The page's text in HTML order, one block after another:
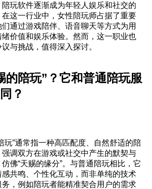
陪玩软件逐渐成为年轻人娱乐和社交的
在这一行业中，女性陪玩师占据了重要
通过游戏陪伴、语音聊天等方式为用
绪价值和娱乐体验。然而，这一职业也
与挑战，值得深入探讨。
的陪玩”？它和普通陪玩服
？
玩”通常指一种高匹配度、自然舒适的陪
强调双方在游戏或社交中产生的默契与
佛“天赐的缘分”。与普通陪玩相比，它
感共鸣、个性化互动，而非单纯的技术
务，例如陪玩者能精准契合用户的需求